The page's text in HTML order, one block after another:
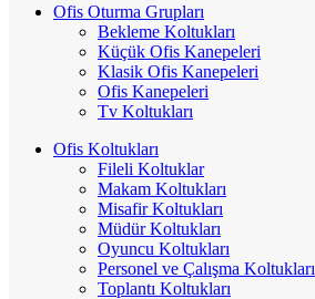
Ofis Oturma Grupları
Bekleme Koltukları
Küçük Ofis Kanepeleri
Klasik Ofis Kanepeleri
Ofis Kanepeleri
Tv Koltukları
Ofis Koltukları
Fileli Koltuklar
Makam Koltukları
Misafir Koltukları
Müdür Koltukları
Oyuncu Koltukları
Personel ve Çalışma Koltukları
Toplantı Koltukları